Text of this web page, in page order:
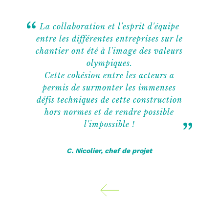
La collaboration et l'esprit d'équipe
entre les différentes entreprises sur le
chantier ont été à l'image des valeurs
olympiques.
Cette cohésion entre les acteurs a
permis de surmonter les immenses
défis techniques de cette construction
hors normes et de rendre possible
l'impossible !
C. Nicolier, chef de projet